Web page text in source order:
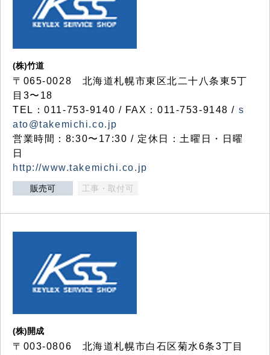
(株)竹道
〒065-0028 北海道札幌市東区北二十八条東5丁
目3〜18
TEL：011-753-9140 / FAX：011-753-9148 / s
ato@takemichi.co.jp
営業時間：8:30〜17:30 / 定休日：土曜日・日曜
日
http://www.takemichi.co.jp
販売可 工事・取付可
(株)開成
〒003-0806 北海道札幌市白石区菊水6条3丁目